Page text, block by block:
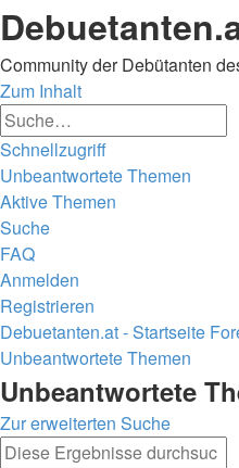
Community der Debütanten
Zum Inhalt
Schnellzugriff
Unbeantwortete Themen
Aktive Themen
Suche
FAQ
Anmelden
Registrieren
Debuetanten.at - Startseite
Unbeantwortete Themen
Suche
Unbeantwortete
Zur erweiterten Suche